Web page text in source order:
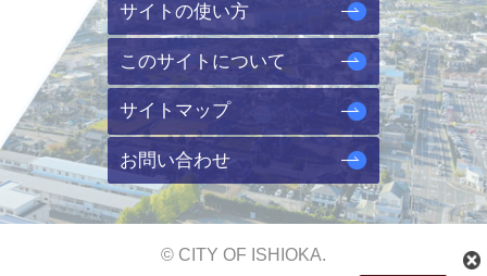
サイトの使い方
このサイトについて
サイトマップ
お問い合わせ
© CITY OF ISHIOKA.